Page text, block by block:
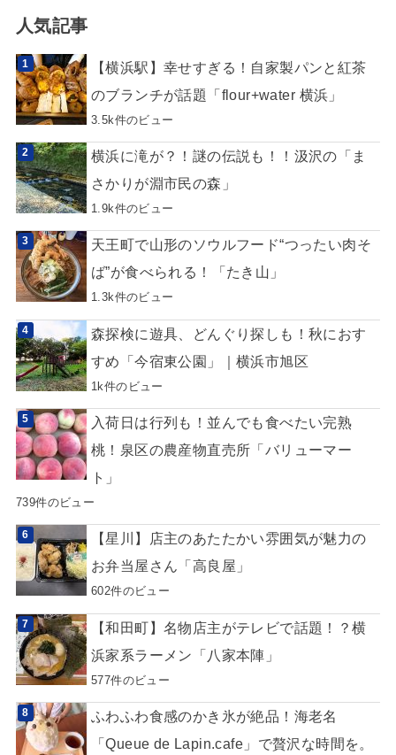
人気記事
【横浜駅】幸せすぎる！自家製パンと紅茶
のブランチが話題「flour+water 横浜」
3.5k件のビュー
横浜に滝が？！謎の伝説も！！汲沢の「ま
さかりが淵市民の森」
1.9k件のビュー
天王町で山形のソウルフード“つったい肉そ
ば”が食べられる！「たき山」
1.3k件のビュー
森探検に遊具、どんぐり探しも！秋におす
すめ「今宿東公園」｜横浜市旭区
1k件のビュー
入荷日は行列も！並んでも食べたい完熟
桃！泉区の農産物直売所「バリューマー
ト」
739件のビュー
【星川】店主のあたたかい雰囲気が魅力の
お弁当屋さん「高良屋」
602件のビュー
【和田町】名物店主がテレビで話題！？横
浜家系ラーメン「八家本陣」
577件のビュー
ふわふわ食感のかき氷が絶品！海老名
「Queue de Lapin.cafe」で贅沢な時間を。